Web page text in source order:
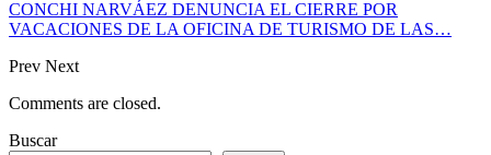
CONCHI NARVÁEZ DENUNCIA EL CIERRE POR
VACACIONES DE LA OFICINA DE TURISMO DE LAS…
Prev Next
Comments are closed.
Buscar